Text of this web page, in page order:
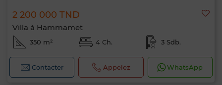
2 200 000 TND
Villa à Hammamet
350 m² 4 Ch. 3 Sdb.
Contacter Appelez WhatsApp